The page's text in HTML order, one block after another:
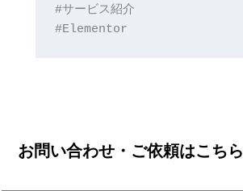
#サービス紹介
#Elementor
お問い合わせ・ご依頼はこちら